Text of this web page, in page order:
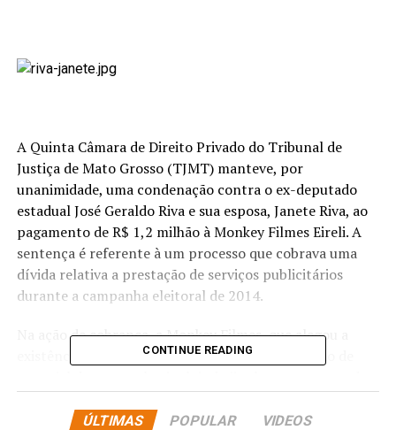
A Quinta Câmara de Direito Privado do Tribunal de
Justiça de Mato Grosso (TJMT) manteve, por
unanimidade, uma condenação contra o ex-deputado
estadual José Geraldo Riva e sua esposa, Janete Riva, ao
pagamento de R$ 1,2 milhão à Monkey Filmes Eireli. A
sentença é referente à um processo que cobrava uma
dívida relativa a prestação de serviços publicitários
durante a campanha eleitoral de 2014.
Na ação de cobrança, a Monkey Filmes, que alegou a
existência de um contrato verbal para a produção de
rádio e TV, e páginas na internet. A empresa afirmou
que os serviços foram prestados, mas não houve
CONTINUE READING
ÚLTIMAS POPULAR VIDEOS